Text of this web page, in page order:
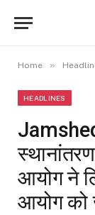
Home »
HEADLINES
आयोग ने
आयोग